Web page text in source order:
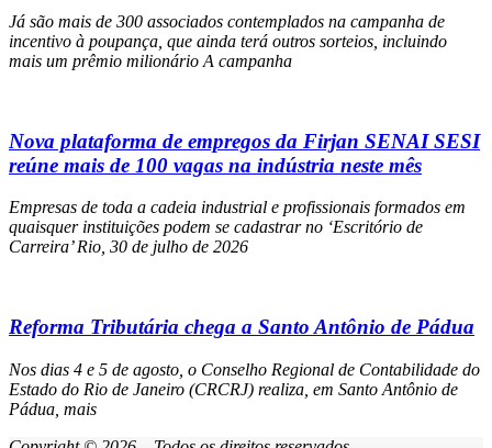
Já são mais de 300 associados contemplados na campanha de
incentivo à poupança, que ainda terá outros sorteios, incluindo
mais um prêmio milionário A campanha
Nova plataforma de empregos da Firjan SENAI SESI
reúne mais de 100 vagas na indústria neste mês
Empresas de toda a cadeia industrial e profissionais formados em
quaisquer instituições podem se cadastrar no ‘Escritório de
Carreira’ Rio, 30 de julho de 2026
Reforma Tributária chega a Santo Antônio de Pádua
Nos dias 4 e 5 de agosto, o Conselho Regional de Contabilidade do
Estado do Rio de Janeiro (CRCRJ) realiza, em Santo Antônio de
Pádua, mais